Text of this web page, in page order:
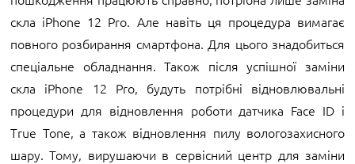
скла iPhone 12 Pro. Але навіть ця процедура вимагає
повного розбирання смартфона. Для цього знадобиться
спеціальне обладнання. Також після успішної заміни
скла iPhone 12 Pro, будуть потрібні відновлювальні
процедури для відновлення роботи датчика Face ID і
True Tone, а також відновлення пилу вологозахисного
шару. Тому, вирушаючи в сервісний центр для заміни